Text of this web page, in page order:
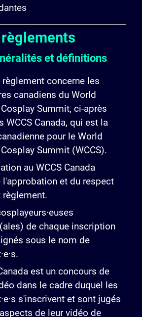
et définitions
règlement concerne les
canadiens du World
Summit, ci-après
WCCS Canada, qui est la
pour le World
Summit (WCCS).
au WCCS Canada
l'approbation et du respect
règlement.
de chaque inscription
sous le nom de
est un concours de
dans le cadre duquel les
s'inscrivent et sont jugés
de leur vidéo de